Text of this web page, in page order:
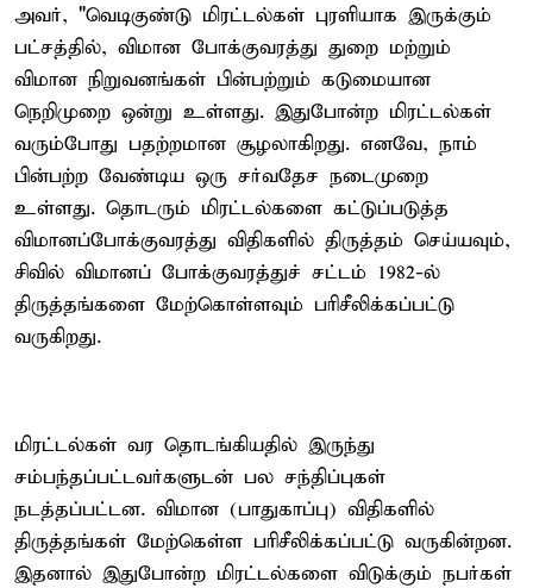
அவர், "வெடிகுண்டு மிரட்டல்கள் புரளியாக இருக்கும்
பட்சத்தில், விமான போக்குவரத்து துறை மற்றும்
விமான நிறுவனங்கள் பின்பற்றும் கடுமையான
நெறிமுறை ஒன்று உள்ளது. இதுபோன்ற மிரட்டல்கள்
வரும்போது பதற்றமான சூழலாகிறது. எனவே, நாம்
பின்பற்ற வேண்டிய ஒரு சர்வதேச நடைமுறை
உள்ளது. தொடரும் மிரட்டல்களை கட்டுப்படுத்த
விமானப்போக்குவரத்து விதிகளில் திருத்தம் செய்யவும்,
சிவில் விமானப் போக்குவரத்துச் சட்டம் 1982-ல்
திருத்தங்களை மேற்கொள்ளவும் பரிசீலிக்கப்பட்டு
வருகிறது.
மிரட்டல்கள் வர தொடங்கியதில் இருந்து
சம்பந்தப்பட்டவர்களுடன் பல சந்திப்புகள்
நடத்தப்பட்டன. விமான (பாதுகாப்பு) விதிகளில்
திருத்தங்கள் மேற்கெள்ள பரிசீலிக்கப்பட்டு வருகின்றன.
இதனால் இதுபோன்ற மிரட்டல்களை விடுக்கும் நபர்கள்